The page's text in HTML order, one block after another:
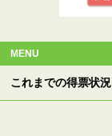
MENU
これまでの得票状況